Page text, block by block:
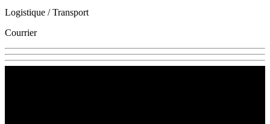
Logistique / Transport
Courrier